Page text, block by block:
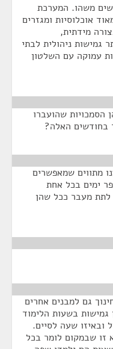
משהו. המערכת
אוכלוסיות ומגזרים
מידתית,
גמישות ניהולית לבתי
עמוקה עם השלטון
הסמכויות שהועברו
בחודשים האלה?
מתווים שמאפשרים
ימים בכל אחת
לתת מעבר ככל שהן
גם למבנים אחרים
בשעות הלימוד
שעה לסיים.
זו שבמקום לומר בכל